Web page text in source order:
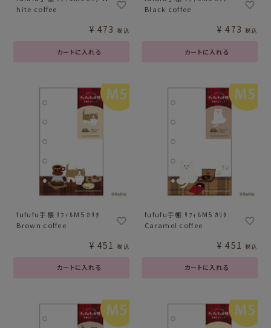
hite coffee
カートに入れる
¥ 473 税込
Black coffee
カートに入れる
¥ 473 税込
fufufu手帳 ﾘﾌｨﾙM5 ｶﾘﾀ
Brown coffee
カートに入れる
¥ 451 税込
fufufu手帳 ﾘﾌｨﾙM5 ｶﾘﾀ
Caramel coffee
カートに入れる
¥ 451 税込